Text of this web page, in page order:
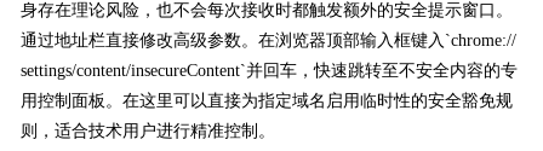
身存在理论风险，也不会每次接收时都触发额外的安全提示窗口。
通过地址栏直接修改高级参数。在浏览器顶部输入框键入`chrome://
settings/content/insecureContent`并回车，快速跳转至不安全内容的专
用控制面板。在这里可以直接为指定域名启用临时性的安全豁免规
则，适合技术用户进行精准控制。